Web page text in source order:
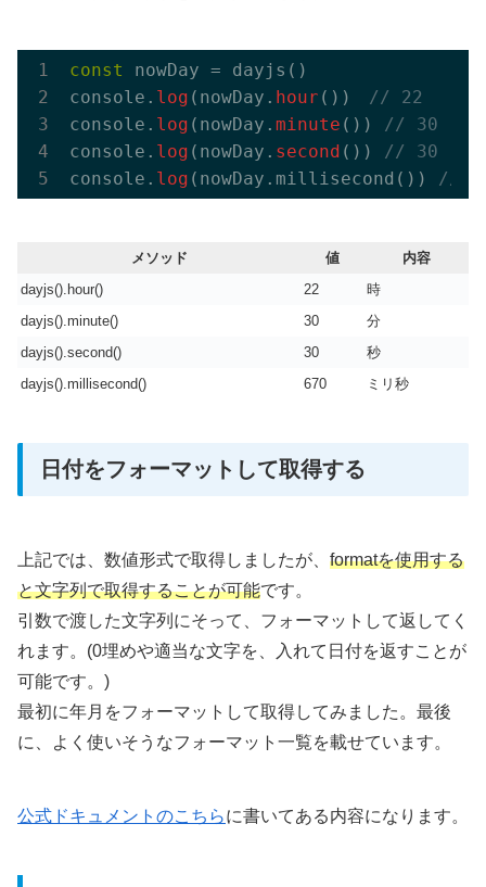
const
nowDay = dayjs()
console. log (nowDay. hour ()) // 22
console. log (nowDay. minute ()) // 30
console. log (nowDay. second ()) // 30
console. log (nowDay.millisecond()) //
メソッド 値
内容
dayjs().hour()
22
時
dayjs().minute()
30
分
dayjs().second()
30
秒
dayjs().millisecond()
670 ミリ秒
日付をフォーマットして取得する
上記では、数値形式で取得しましたが、 formatを使用する
と文字列で取得することが可能です。
引数で渡した文字列にそって、フォーマットして返してく
れます。(0埋めや適当な文字を、入れて日付を返すことが
可能です。)
最初に年月をフォーマットして取得してみました。最後
に、よく使いそうなフォーマット一覧を載せています。
公式ドキュメントのこちらに書いてある内容になります。